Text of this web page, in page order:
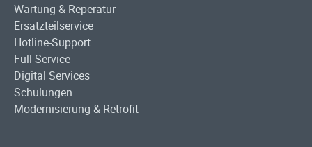
Wartung & Reperatur
Ersatzteilservice
Hotline-Support
Full Service
Digital Services
Schulungen
Modernisierung & Retrofit